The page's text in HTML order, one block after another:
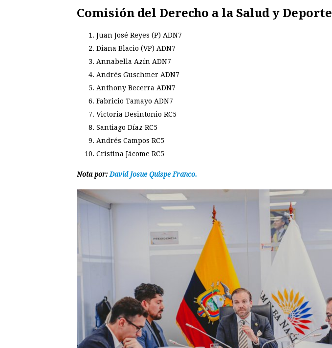
Comisión del Derecho a la Salud y Deporte
Juan José Reyes (P) ADN7
Diana Blacio (VP) ADN7
Annabella Azín ADN7
Andrés Guschmer ADN7
Anthony Becerra ADN7
Fabricio Tamayo ADN7
Victoria Desintonio RC5
Santiago Díaz RC5
Andrés Campos RC5
Cristina Jácome RC5
Nota por: David Josue Quispe Franco.